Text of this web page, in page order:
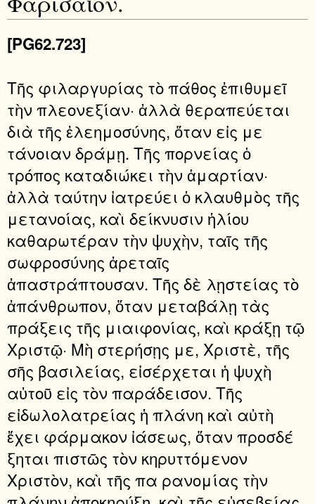
[PG62.723]
Τῆς φιλαργυρίας τὸ πάθος ἐπιθυμεῖ
τὴν πλεονεξίαν· ἀλλὰ θεραπεύεται
διὰ τῆς ἐλεημοσύνης, ὅταν εἰς με
τάνοιαν δράμῃ. Τῆς πορνείας ὁ
τρόπος καταδιώκει τὴν ἁμαρτίαν·
ἀλλὰ ταύτην ἰατρεύει ὁ κλαυθμὸς τῆς
μετανοίας, καὶ δείκνυσιν ἡλίου
καθαρωτέραν τὴν ψυχὴν, ταῖς τῆς
σωφροσύνης ἀρεταῖς
ἀπαστράπτουσαν. Τῆς δὲ λῃστείας τὸ
ἀπάνθρωπον, ὅταν μεταβάλῃ τὰς
πράξεις τῆς μιαιφονίας, καὶ κράξῃ τῷ
Χριστῷ· Μὴ στερήσῃς με, Χριστὲ, τῆς
σῆς βασιλείας, εἰσέρχεται ἡ ψυχὴ
αὐτοῦ εἰς τὸν παράδεισον. Τῆς
εἰδωλολατρείας ἡ πλάνη καὶ αὐτὴ
ἔχει φάρμακον ἰάσεως, ὅταν προσδέ
ξηται πιστῶς τὸν κηρυττόμενον
Χριστὸν, καὶ τῆς πα ρανομίας τὴν